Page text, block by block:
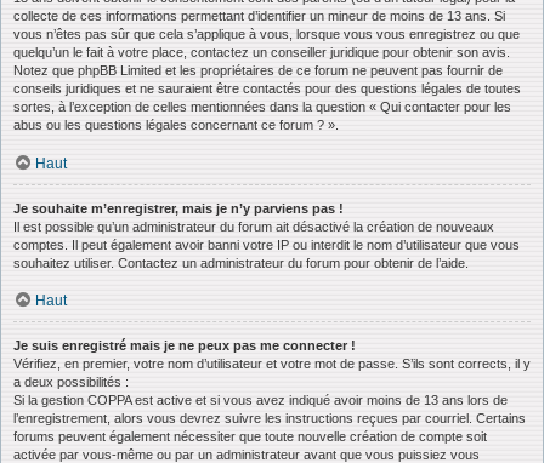
collecte de ces informations permettant d’identifier un mineur de moins de 13 ans. Si
vous n’êtes pas sûr que cela s’applique à vous, lorsque vous vous enregistrez ou que
quelqu’un le fait à votre place, contactez un conseiller juridique pour obtenir son avis.
Notez que phpBB Limited et les propriétaires de ce forum ne peuvent pas fournir de
conseils juridiques et ne sauraient être contactés pour des questions légales de toutes
sortes, à l’exception de celles mentionnées dans la question « Qui contacter pour les
abus ou les questions légales concernant ce forum ? ».
Haut
Je souhaite m’enregistrer, mais je n’y parviens pas !
Il est possible qu’un administrateur du forum ait désactivé la création de nouveaux
comptes. Il peut également avoir banni votre IP ou interdit le nom d’utilisateur que vous
souhaitez utiliser. Contactez un administrateur du forum pour obtenir de l’aide.
Haut
Je suis enregistré mais je ne peux pas me connecter !
Vérifiez, en premier, votre nom d’utilisateur et votre mot de passe. S’ils sont corrects, il y
a deux possibilités :
Si la gestion COPPA est active et si vous avez indiqué avoir moins de 13 ans lors de
l’enregistrement, alors vous devrez suivre les instructions reçues par courriel. Certains
forums peuvent également nécessiter que toute nouvelle création de compte soit
activée par vous-même ou par un administrateur avant que vous puissiez vous